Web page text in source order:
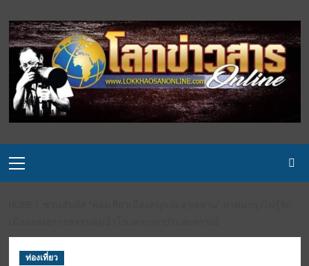
to
content
Menu
ท่องเที่ยว